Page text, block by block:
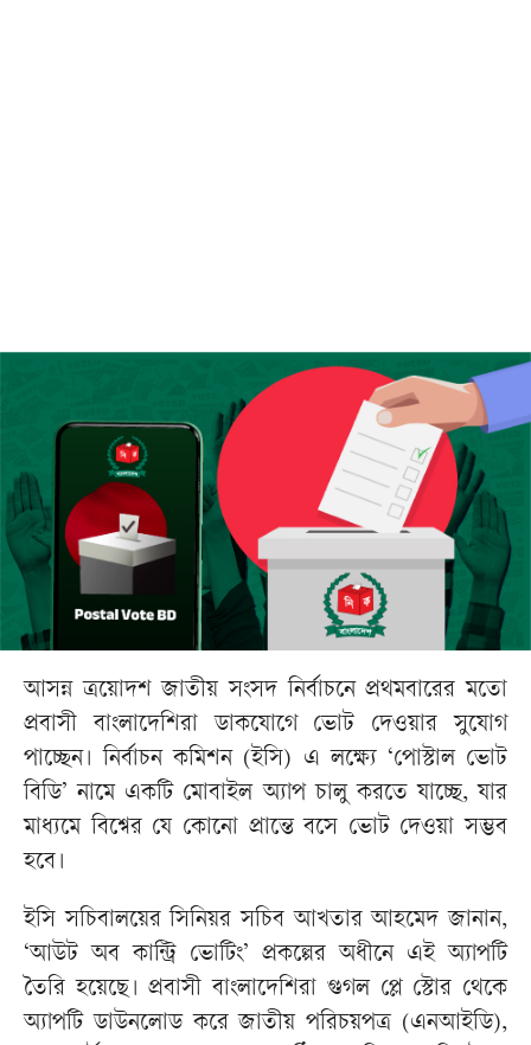
আসন্ন ত্রয়োদশ জাতীয় সংসদ নির্বাচনে প্রথমবারের মতো
প্রবাসী বাংলাদেশিরা ডাকযোগে ভোট দেওয়ার সুযোগ
পাচ্ছেন। নির্বাচন কমিশন (ইসি) এ লক্ষ্যে ‘পোস্টাল ভোট
বিডি’ নামে একটি মোবাইল অ্যাপ চালু করতে যাচ্ছে, যার
মাধ্যমে বিশ্বের যে কোনো প্রান্তে বসে ভোট দেওয়া সম্ভব
হবে।
ইসি সচিবালয়ের সিনিয়র সচিব আখতার আহমেদ জানান,
‘আউট অব কান্ট্রি ভোটিং’ প্রকল্পের অধীনে এই অ্যাপটি
তৈরি হয়েছে। প্রবাসী বাংলাদেশিরা গুগল প্লে স্টোর থেকে
অ্যাপটি ডাউনলোড করে জাতীয় পরিচয়পত্র (এনআইডি),